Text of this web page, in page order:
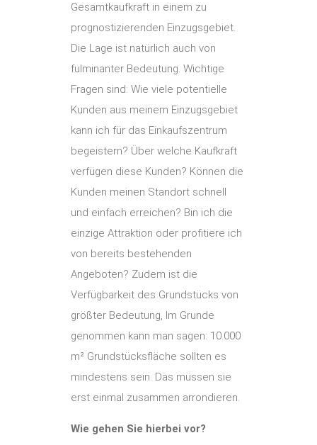
Gesamtkaufkraft in einem zu
prognostizierenden Einzugsgebiet.
Die Lage ist natürlich auch von
fulminanter Bedeutung. Wichtige
Fragen sind: Wie viele potentielle
Kunden aus meinem Einzugsgebiet
kann ich für das Einkaufszentrum
begeistern? Über welche Kaufkraft
verfügen diese Kunden? Können die
Kunden meinen Standort schnell
und einfach erreichen? Bin ich die
einzige Attraktion oder profitiere ich
von bereits bestehenden
Angeboten? Zudem ist die
Verfügbarkeit des Grundstücks von
größter Bedeutung, Im Grunde
genommen kann man sagen: 10.000
m² Grundstücksfläche sollten es
mindestens sein. Das müssen sie
erst einmal zusammen arrondieren.
Wie gehen Sie hierbei vor?